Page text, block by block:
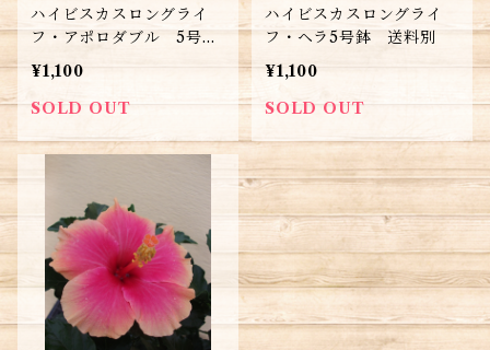
ハイビスカスロングライ
フ・アポロダブル 5号
鉢 送料別
¥1,100
SOLD OUT
ハイビスカスロングライ
フ・ヘラ5号鉢 送料別
¥1,100
SOLD OUT